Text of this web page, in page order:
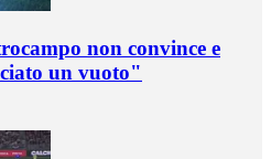
non convince e
un vuoto"